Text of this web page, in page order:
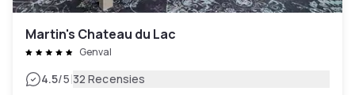
Martin's Chateau du Lac
Genval
4.5/5|32 Recensies